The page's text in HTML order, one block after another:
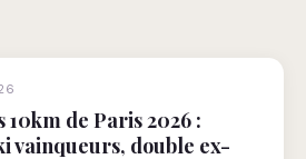
10km de Paris 2026 :
vainqueurs, double ex-